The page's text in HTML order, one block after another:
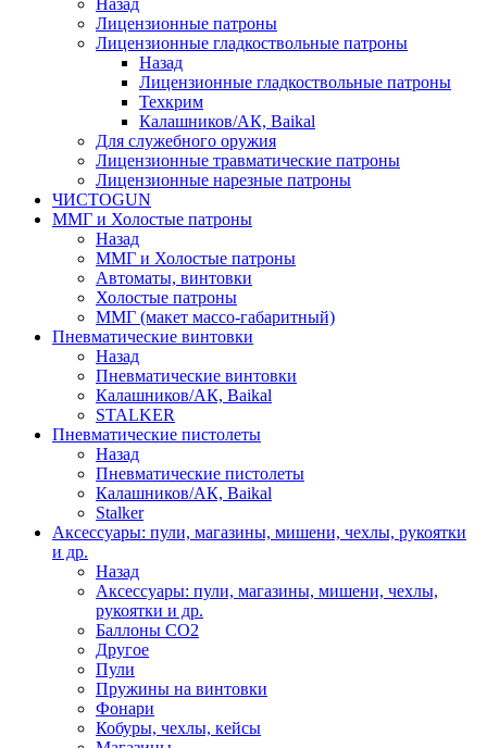
Назад
Лицензионные патроны
Лицензионные гладкоствольные патроны
Назад
Лицензионные гладкоствольные патроны
Техкрим
Калашников/АК, Baikal
Для служебного оружия
Лицензионные травматические патроны
Лицензионные нарезные патроны
ЧИСТОGUN
ММГ и Холостые патроны
Назад
ММГ и Холостые патроны
Автоматы, винтовки
Холостые патроны
ММГ (макет массо-габаритный)
Пневматические винтовки
Назад
Пневматические винтовки
Калашников/АК, Baikal
STALKER
Пневматические пистолеты
Назад
Пневматические пистолеты
Калашников/АК, Baikal
Stalker
Аксессуары: пули, магазины, мишени, чехлы, рукоятки
и др.
Назад
Аксессуары: пули, магазины, мишени, чехлы,
рукоятки и др.
Баллоны CO2
Другое
Пули
Пружины на винтовки
Фонари
Кобуры, чехлы, кейсы